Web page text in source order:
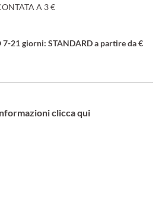
A 3 €
7-21 giorni: STANDARD a partire da €
clicca qui